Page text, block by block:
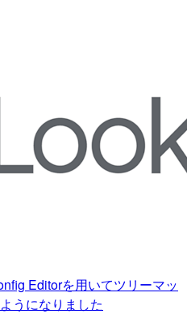
Editorを用いてツリーマッ
うになりました